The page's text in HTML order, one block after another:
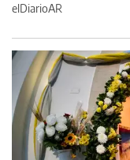
elDiarioAR